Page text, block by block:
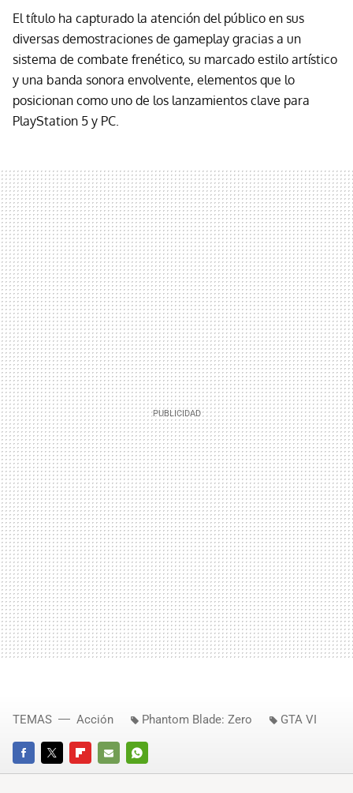
El título ha capturado la atención del público en sus
diversas demostraciones de gameplay gracias a un
sistema de combate frenético, su marcado estilo artístico
y una banda sonora envolvente, elementos que lo
posicionan como uno de los lanzamientos clave para
PlayStation 5 y PC.
FACEBOOKTWITTERFLIPBOARD
E-
WHATSAPP
TEMAS Acción Phantom Blade: Zero GTA VI